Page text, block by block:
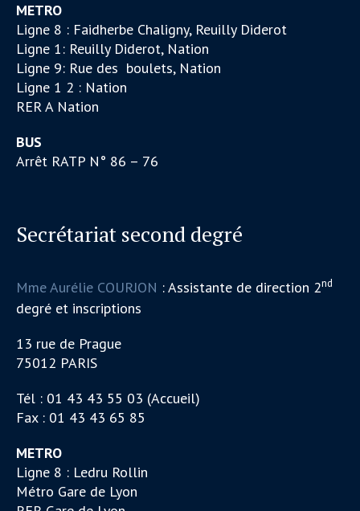
METRO
Ligne 8 : Faidherbe Chaligny, Reuilly Diderot
Ligne 1: Reuilly Diderot, Nation
Ligne 9: Rue des boulets, Nation
Ligne 1 2 : Nation
RER A Nation
BUS
Arrêt RATP N° 86 – 76
Secrétariat second degré
Mme Aurélie COURJON : Assistante de direction 2nd
degré et inscriptions
13 rue de Prague
75012 PARIS
Tél : 01 43 43 55 03 (Accueil)
Fax : 01 43 43 65 85
METRO
Ligne 8 : Ledru Rollin
Métro Gare de Lyon